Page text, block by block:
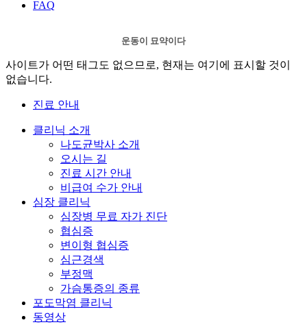
FAQ
운동이 묘약이다
사이트가 어떤 태그도 없으므로, 현재는 여기에 표시할 것이
없습니다.
진료 안내
클리닉 소개
나도균박사 소개
오시는 길
진료 시간 안내
비급여 수가 안내
심장 클리닉
심장병 무료 자가 진단
협심증
변이형 협심증
심근경색
부정맥
가슴통증의 종류
포도막염 클리닉
동영상